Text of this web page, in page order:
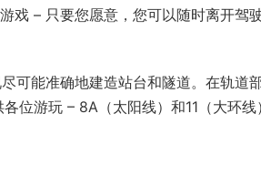
戏 – 只要您愿意，您可以随时离开驾
可能准确地建造站台和隧道。在轨道
位游玩 – 8A（太阳线）和11（大环线